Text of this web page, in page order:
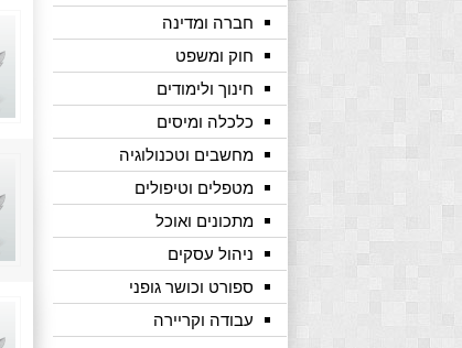
חברה ומדינה
חוק ומשפט
חינוך ולימודים
כלכלה ומיסים
מחשבים וטכנולוגיה
מטפלים וטיפולים
מתכונים ואוכל
ניהול עסקים
ספורט וכושר גופני
עבודה וקריירה